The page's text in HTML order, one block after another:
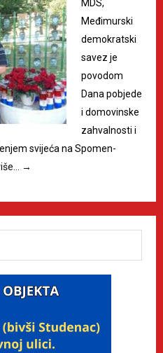
MDS,
Međimurski
demokratski
savez je
povodom
Dana pobjede
i domovinske
zahvalnosti i
svijeća na Spomen-
→